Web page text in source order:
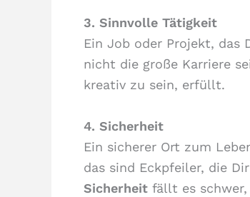
3. Sinnvolle Tätigkeit
Ein Job oder Projekt, das
nicht die große Karriere
kreativ zu sein, erfüllt.
4. Sicherheit
Ein sicherer Ort zum
das sind Eckpfeiler, die
Sicherheit fällt es schwer,